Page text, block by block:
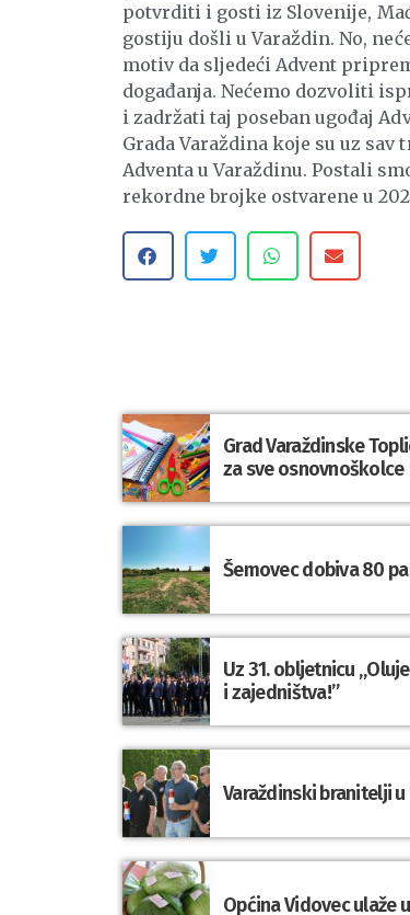
potvrditi i gosti iz Slovenije,
gostiju došli u Varaždin. No,
motiv da sljedeći Advent
događanja. Nećemo dozvoliti
i zadržati taj poseban ugođaj
Grada Varaždina koje su uz
Adventa u Varaždinu. Postali
rekordne brojke ostvarene u
Grad Varaždinske
za sve osnovnoškolce
Šemovec dobiva 80
Uz 31. obljetnicu
i zajedništva!”
Varaždinski branitelji
Općina Vidovec ulaže